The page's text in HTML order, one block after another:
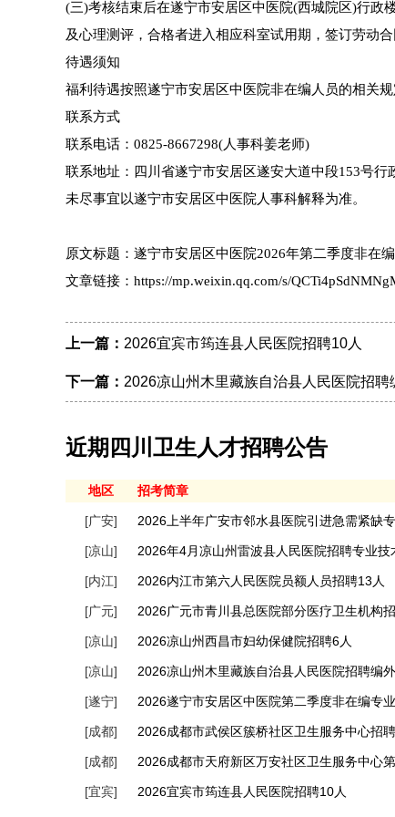
(三)考核结束后在遂宁市安居区中医院(西城院区)行政
及心理测评，合格者进入相应科室试用期，签订劳动合
待遇须知
福利待遇按照遂宁市安居区中医院非在编人员的相关规
联系方式
联系电话：0825-8667298(人事科姜老师)
联系地址：四川省遂宁市安居区遂安大道中段153号行
未尽事宜以遂宁市安居区中医院人事科解释为准。
原文标题：遂宁市安居区中医院2026年第二季度非在
文章链接：https://mp.weixin.qq.com/s/
上一篇： 2026宜宾市筠连县人民医院招聘10人
下一篇： 2026凉山州木里藏族自治县人民医院招聘
近期四川卫生人才招聘公告
地区 招考简章
[广安] 2026上半年广安市邻水县医院引进急需紧缺
[凉山] 2026年4月凉山州雷波县人民医院招聘专业技
[内江] 2026内江市第六人民医院员额人员招聘13人
[广元] 2026广元市青川县总医院部分医疗卫生机构
[凉山] 2026凉山州西昌市妇幼保健院招聘6人
[凉山] 2026凉山州木里藏族自治县人民医院招聘编
[遂宁] 2026遂宁市安居区中医院第二季度非在编专
[成都] 2026成都市武侯区簇桥社区卫生服务中心招
[成都] 2026成都市天府新区万安社区卫生服务中心
[宜宾] 2026宜宾市筠连县人民医院招聘10人